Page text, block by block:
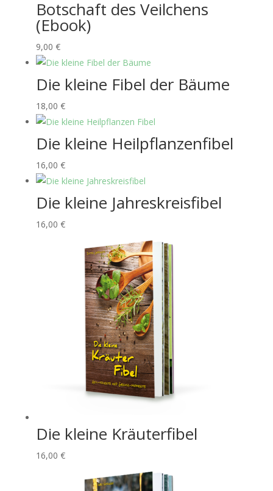
Botschaft des Veilchens
(Ebook)
9,00 €
Die kleine Fibel der Bäume
18,00 €
Die kleine Heilpflanzenfibel
16,00 €
Die kleine Jahreskreisfibel
16,00 €
Die kleine Kräuterfibel
16,00 €